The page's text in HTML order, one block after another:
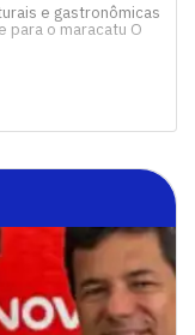
e gastronômicas
para o maracatu O